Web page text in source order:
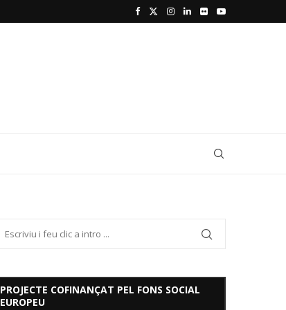
PROJECTE COFINANÇAT PEL FONS SOCIAL
EUROPEU